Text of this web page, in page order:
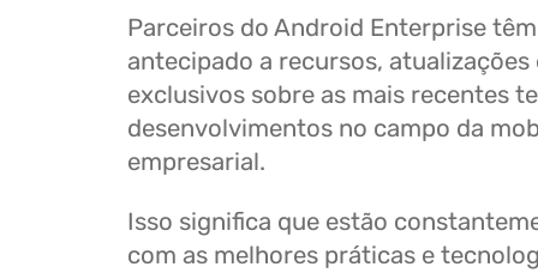
Parceiros do Android Enterprise
antecipado a recursos, atualizações
exclusivos sobre as mais recentes
desenvolvimentos no campo da
empresarial.
Isso significa que estão
com as melhores práticas e